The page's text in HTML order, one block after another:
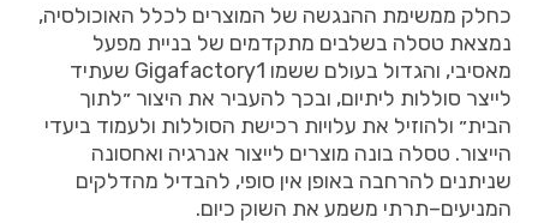
כחלק ממשימת ההנגשה של המוצרים לכלל האוכולסיה,
נמצאת טסלה בשלבים מתקדמים של בניית מפעל
מאסיבי, והגדול בעולם ששמו
שעתיד
לייצר סוללות ליתיום, ובכך להעביר את היצור ״לתוך
הבית״ ולהוזיל את עלויות רכישת הסוללות ולעמוד ביעדי
הייצור. טסלה בונה מוצרים לייצור אנרגיה ואחסונה
שניתנים להרחבה באופן אין סופי, להבדיל מהדלקים
המניעים–תרתי משמע את השוק כיום.